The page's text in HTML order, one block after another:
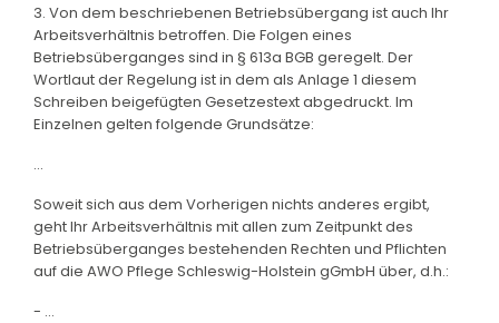
3. Von dem beschriebenen Betriebsübergang ist auch lhr
Arbeitsverhältnis betroffen. Die Folgen eines
Betriebsüberganges sind in § 613a BGB geregelt. Der
Wortlaut der Regelung ist in dem als Anlage 1 diesem
Schreiben beigefügten Gesetzestext abgedruckt. lm
Einzelnen gelten folgende Grundsätze:
...
Soweit sich aus dem Vorherigen nichts anderes ergibt,
geht Ihr Arbeitsverhältnis mit allen zum Zeitpunkt des
Betriebsüberganges bestehenden Rechten und Pflichten
auf die AWO Pflege Schleswig-Holstein gGmbH über, d.h.:
- ...